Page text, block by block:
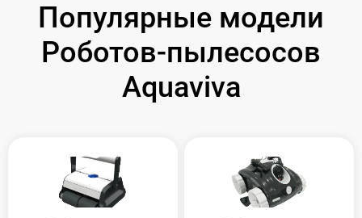
Популярные модели
Роботов-пылесосов
Aquaviva